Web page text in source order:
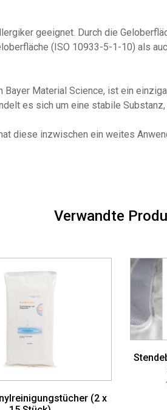
geeignet. Durch die
(ISO 10933-5-1-10) als
Material Science, ist ein
es sich um eine stabile
diese inzwischen ein weites
Verwandte
(2 x